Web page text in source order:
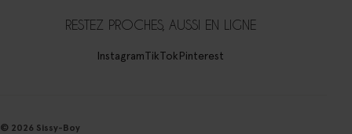
RESTEZ PROCHES, AUSSI EN LIGNE
InstagramTikTokPinterest
© 2026 Sissy-Boy